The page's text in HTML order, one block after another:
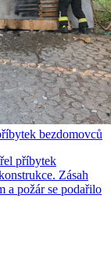
bezdomovců
příbytek
Zásah
a požár se podařilo